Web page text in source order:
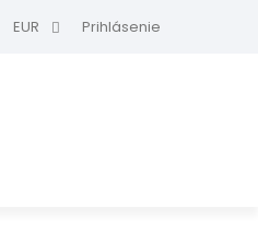
EUR Prihlásenie